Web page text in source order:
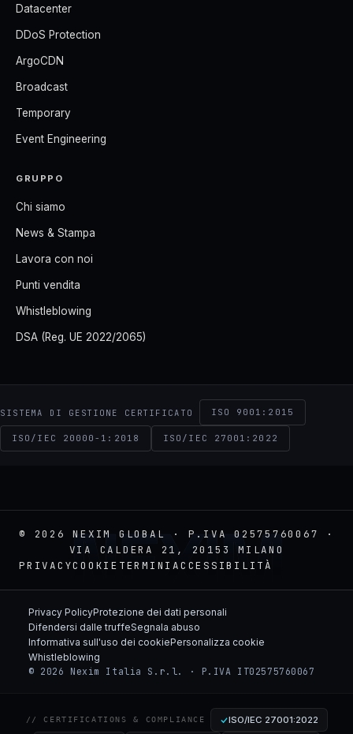
Datacenter
DDoS Protection
ArgoCDN
Broadcast
Temporary
Event Engineering
GRUPPO
Chi siamo
News & Stampa
Lavora con noi
Punti vendita
Whistleblowing
DSA (Reg. UE 2022/2065)
SISTEMA DI GESTIONE CERTIFICATO ISO 9001:2015
ISO/IEC 20000-1:2018 ISO/IEC 27001:2022
© 2026 NEXIM GLOBAL · P.IVA 02575760067 ·
VIA CALDERA 21, 20153 MILANO
PRIVACYCOOKIE TERMINI ACCESSIBILITÀ
NEXIM
Privacy PolicyProtezione dei dati personali
Difendersi dalle truffeSegnala abuso
Informativa sull'uso dei cookiePersonalizza cookie
Whistleblowing
© 2026 Nexim Italia S.r.l. · P.IVA IT02575760067
// CERTIFICATIONS & COMPLIANCE ISO/IEC 27001:2022